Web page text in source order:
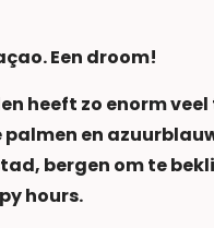
Een droom!
heeft zo enorm veel
en
bergen om te
hours.